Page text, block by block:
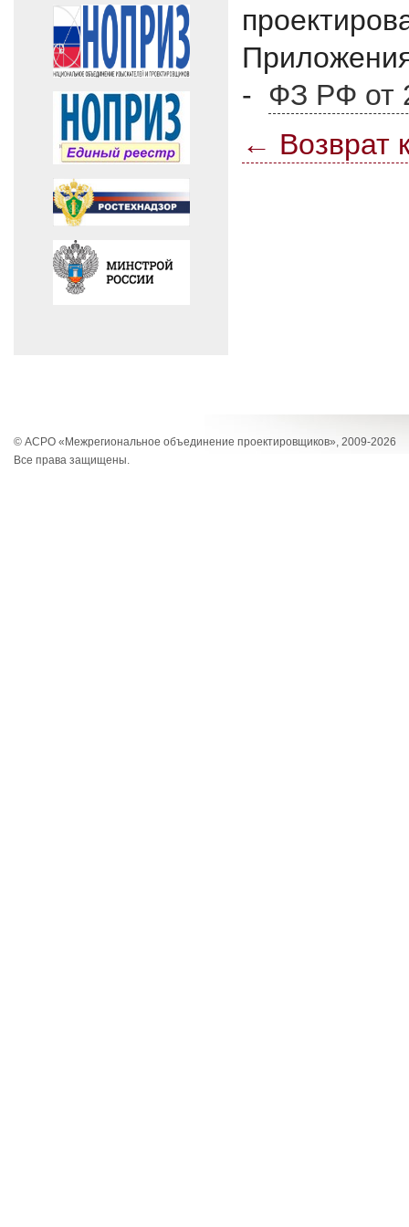
- ФЗ РФ от
← Возврат
© АСРО «Межрегиональное объединение проектировщиков», 2009-2026
Все права защищены.